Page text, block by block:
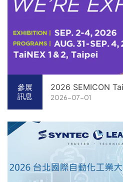
參展
訊息
2026 SEMICON
2026-07-01